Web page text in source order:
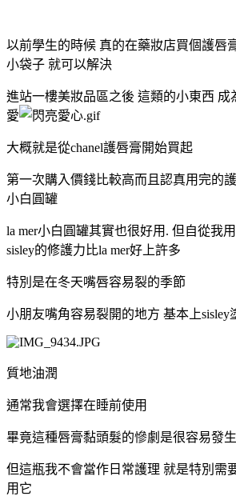
以前學生的時候 真的在藥妝店買個護唇
小袋子 就可以解決
進站一樓美妝品區之後 這類的小東西 成
愛
大概就是從chanel護唇膏開始買起
第一次購入價錢比較高而且認真用完的
小白圓罐
la mer小白圓罐其實也很好用. 但自從我
sisley的修護力比la mer好上許多
特別是在冬天嘴唇容易裂的季節
小朋友嘴角容易裂開的地方 基本上sisley
質地油潤
通常我會選擇在睡前使用
畢竟這種唇膏黏頭髮的慘劇是很容易發
但這瓶我不會當作日常護理 就是特別需
用它